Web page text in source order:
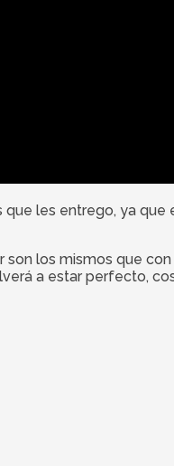
les entrego, ya
los mismos que
a estar perfecto,